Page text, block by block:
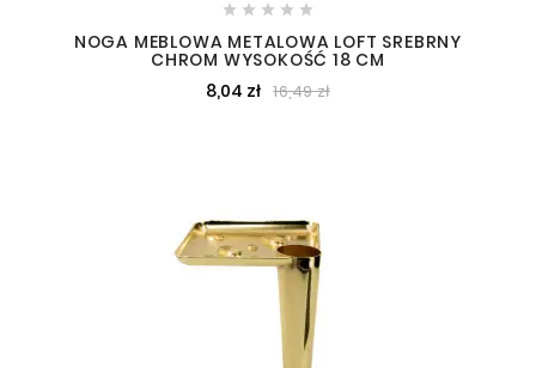
    
NOGA MEBLOWA METALOWA LOFT SREBRNY
CHROM WYSOKOŚĆ 18 CM
8,04 zł 16,49 zł